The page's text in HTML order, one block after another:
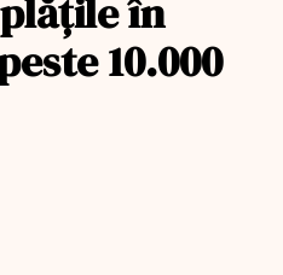
în
10.000